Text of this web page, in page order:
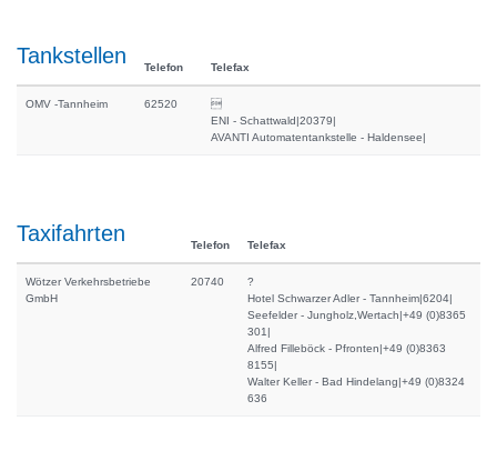
Tankstellen Telefon Telefax
OMV -Tannheim 62520

ENI - Schattwald|20379|
AVANTI Automatentankstelle - Haldensee|
Taxifahrten Telefon Telefax
Wötzer Verkehrsbetriebe
GmbH
20740
?
Hotel Schwarzer Adler - Tannheim|6204|
Seefelder - Jungholz,Wertach|+49 (0)8365
301|
Alfred Filleböck - Pfronten|+49 (0)8363
8155|
Walter Keller - Bad Hindelang|+49 (0)8324
636